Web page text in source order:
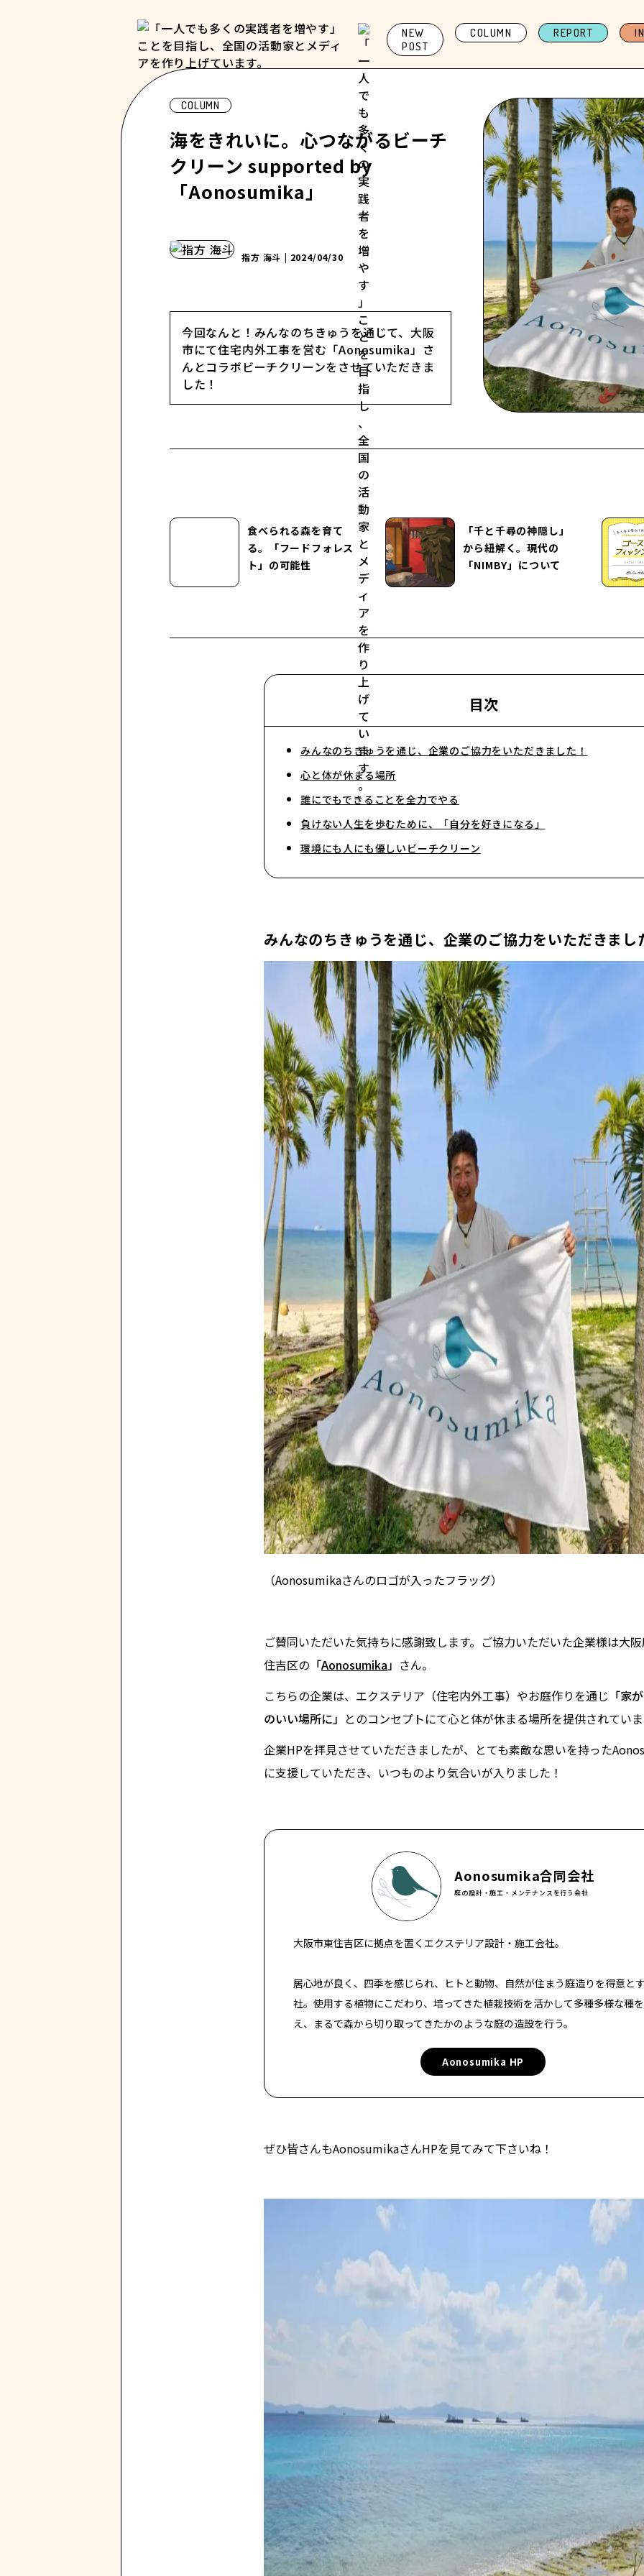
NEW
POST
COLUMN REPORT
COLUMN
海をきれいに。心つながるビーチ
クリーン supported by
「Aonosumika」
指方 海斗 | 2024/04/30
今回なんと！みんなのちきゅうを通じて、大阪
市にて住宅内外工事を営む「Aonosumika」さ
んとコラボビーチクリーンをさせていただきま
した！
食べられる森を育て
る。「フードフォレス
ト」の可能性
「千と千尋の神隠し」
から紐解く。現代の
「NIMBY」について
目次
みんなのちきゅうを通じ、企業のご協力をいただきました！
心と体が休まる場所
誰にでもできることを全力でやる
負けない人生を歩むために、「自分を好きになる」
環境にも人にも優しいビーチクリーン
みんなのちきゅうを通じ、企業のご協力をいただきまし
（Aonosumikaさんのロゴが入ったフラッグ）
ご賛同いただいた気持ちに感謝致します。ご協力いただいた企業様は大
住吉区の 「Aonosumika 」 さん。
こちらの企業は、エクステリア（住宅内外工事）やお庭作りを通じ 「家
のいい場所に」 とのコンセプトにて心と体が休まる場所を提供されてい
企業HPを拝見させていただきましたが、とても素敵な思いを持った
に支援していただき、いつものより気合いが入りました！
Aonosumika合同会社
庭の設計・施工・メンテナンスを行う会社
大阪市東住吉区に拠点を置くエクステリア設計・施工会社。
居心地が良く、四季を感じられ、ヒトと動物、自然が住まう庭造りを得意と
社。使用する植物にこだわり、培ってきた植栽技術を活かして多種多様な種
え、まるで森から切り取ってきたかのような庭の造設を行う。
Aonosumika HP
ぜひ皆さんもAonosumikaさんHPを見てみて下さいね！